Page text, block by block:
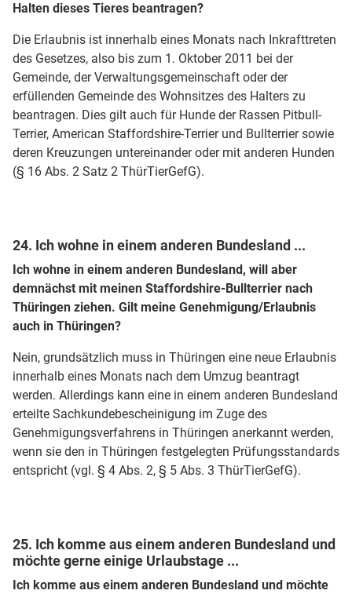
Halten dieses Tieres beantragen?
Die Erlaubnis ist innerhalb eines Monats nach Inkrafttreten
des Gesetzes, also bis zum 1. Oktober 2011 bei der
Gemeinde, der Verwaltungsgemeinschaft oder der
erfüllenden Gemeinde des Wohnsitzes des Halters zu
beantragen. Dies gilt auch für Hunde der Rassen Pitbull-
Terrier, American Staffordshire-Terrier und Bullterrier sowie
deren Kreuzungen untereinander oder mit anderen Hunden
(§ 16 Abs. 2 Satz 2 ThürTierGefG).
24. Ich wohne in einem anderen Bundesland ...
Ich wohne in einem anderen Bundesland, will aber
demnächst mit meinen Staffordshire-Bullterrier nach
Thüringen ziehen. Gilt meine Genehmigung/Erlaubnis
auch in Thüringen?
Nein, grundsätzlich muss in Thüringen eine neue Erlaubnis
innerhalb eines Monats nach dem Umzug beantragt
werden. Allerdings kann eine in einem anderen Bundesland
erteilte Sachkundebescheinigung im Zuge des
Genehmigungsverfahrens in Thüringen anerkannt werden,
wenn sie den in Thüringen festgelegten Prüfungsstandards
entspricht (vgl. § 4 Abs. 2, § 5 Abs. 3 ThürTierGefG).
25. Ich komme aus einem anderen Bundesland und
möchte gerne einige Urlaubstage ...
Ich komme aus einem anderen Bundesland und möchte